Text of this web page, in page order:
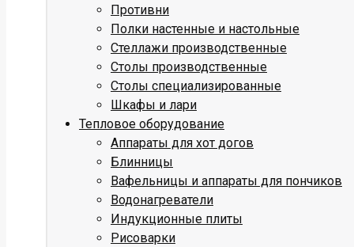
Противни
Полки настенные и настольные
Стеллажи производственные
Столы производственные
Столы специализированные
Шкафы и лари
Тепловое оборудование
Аппараты для хот догов
Блинницы
Вафельницы и аппараты для пончиков
Водонагреватели
Индукционные плиты
Рисоварки